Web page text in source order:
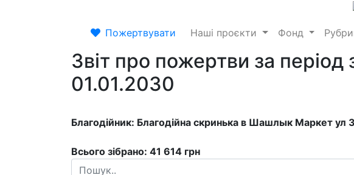
Пожертвувати Наші проєкти Фонд
Звіт про пожертви за період
01.01.2030
Благодійник: Благодійна скринька в Шашлык Маркет ул
Всього зібрано: 41 614 грн